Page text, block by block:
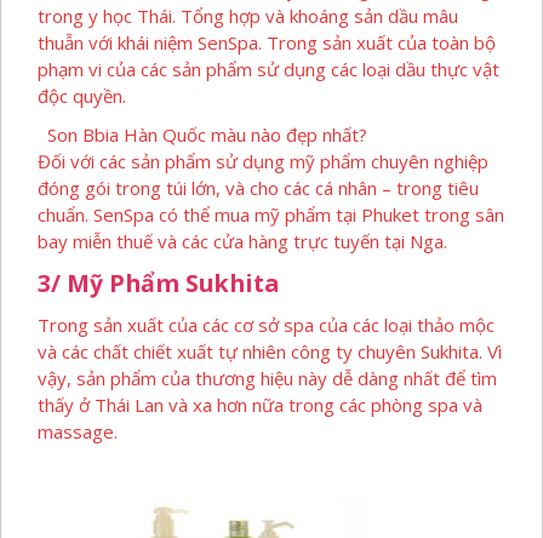
trong y học Thái. Tổng hợp và khoáng sản dầu mâu
thuẫn với khái niệm SenSpa. Trong sản xuất của toàn bộ
phạm vi của các sản phẩm sử dụng các loại dầu thực vật
độc quyền.
Son Bbia Hàn Quốc màu nào đẹp nhất?
Đối với các sản phẩm sử dụng mỹ phẩm chuyên nghiệp
đóng gói trong túi lớn, và cho các cá nhân – trong tiêu
chuẩn. SenSpa có thể mua mỹ phẩm tại Phuket trong sân
bay miễn thuế và các cửa hàng trực tuyến tại Nga.
3/ MỸ Phẩm Sukhita
Trong sản xuất của các cơ sở spa của các loại thảo mộc
và các chất chiết xuất tự nhiên công ty chuyên Sukhita. Vì
vậy, sản phẩm của thương hiệu này dễ dàng nhất để tìm
thấy ở Thái Lan và xa hơn nữa trong các phòng spa và
massage.